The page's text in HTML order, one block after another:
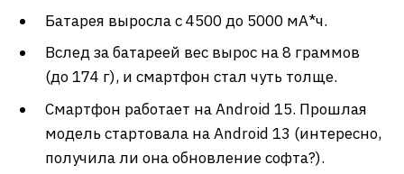
Батарея выросла с 4500 до 5000 мА*ч.
Вслед за батареей вес вырос на 8 граммов
(до 174 г), и смартфон стал чуть толще.
Смартфон работает на Android 15. Прошлая
модель стартовала на Android 13 (интересно,
получила ли она обновление софта?).